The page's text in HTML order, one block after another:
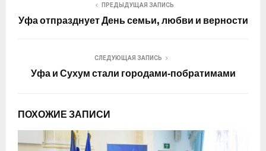
ПРЕДЫДУЩАЯ ЗАПИСЬ
Уфа отпразднует День семьи, любви и верности
СЛЕДУЮЩАЯ ЗАПИСЬ
Уфа и Сухум стали городами‑побратимами
ПОХОЖИЕ ЗАПИСИ